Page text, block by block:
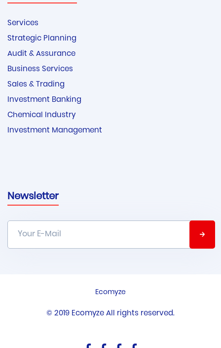
Services
Strategic Planning
Audit & Assurance
Business Services
Sales & Trading
Investment Banking
Chemical Industry
Investment Management
Newsletter
Ecomyze
© 2019 Ecomyze All rights reserved.